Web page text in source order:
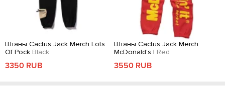
Штаны Cactus Jack Merch Lots
Of Pock Black
3350 RUB
Штаны Cactus Jack Merch
McDonald’s I Red
3550 RUB